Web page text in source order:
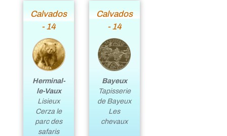
Calvados
- 14
Herminal-
le-Vaux
Lisieux
Cerza le
parc des
safaris
Calvados
- 14
Bayeux
Tapisserie
de Bayeux
Les
chevaux